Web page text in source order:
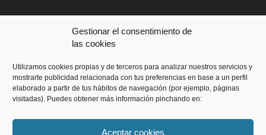
Gestionar el consentimiento de
las cookies
Utilizamos cookies propias y de terceros para analizar nuestros servicios y
mostrarte publicidad relacionada con tus preferencias en base a un perfil
elaborado a partir de tus hábitos de navegación (por ejemplo, páginas
visitadas). Puedes obtener más información pinchando en:
Aceptar cookies
Contáctanos:prensa@ccontratistascyl.es
SÍGUENOS